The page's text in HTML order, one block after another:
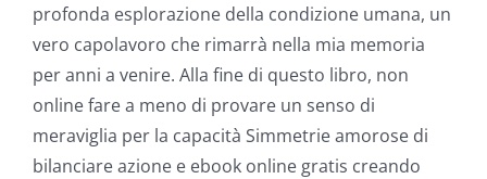
profonda esplorazione della condizione umana, un
vero capolavoro che rimarrà nella mia memoria
per anni a venire. Alla fine di questo libro, non
online fare a meno di provare un senso di
meraviglia per la capacità Simmetrie amorose di
bilanciare azione e ebook online gratis creando